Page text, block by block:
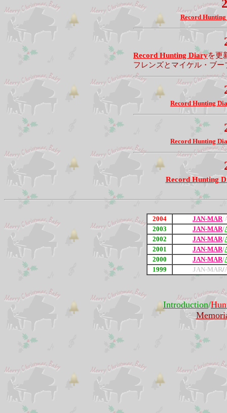
Record
Record Hunting Diaryを更
フレンズとマイケル・ブ
Record Hunting
Record Hunting
Record Hunting
2004 JAN-MAR/
2003
JAN-MAR/
2002
JAN-MAR/
2001
JAN-MAR/
2000
JAN-MAR/
1999
JAN-MAR/
Introduction/